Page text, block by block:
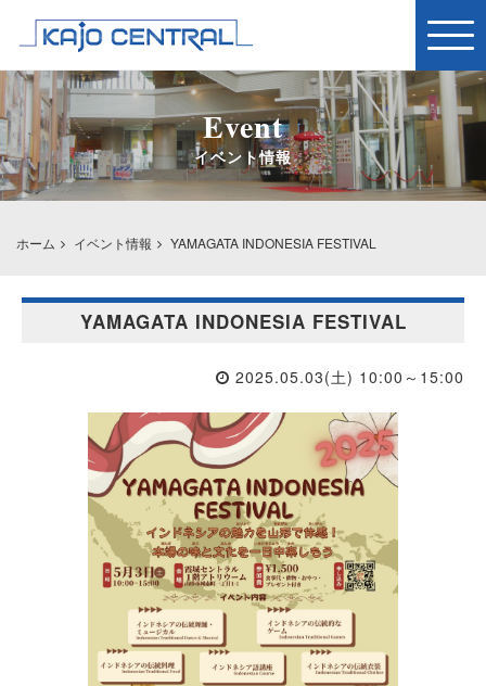
Event
イベント情報
ホーム イベント情報 YAMAGATA INDONESIA FESTIVAL
YAMAGATA INDONESIA FESTIVAL
2025.05.03(土) 10:00～15:00